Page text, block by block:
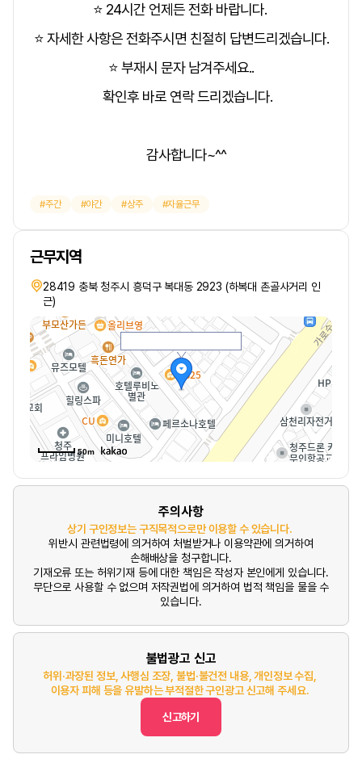
⭐ 24시간 언제든 전화 바랍니다.
⭐ 자세한 사항은 전화주시면 친절히 답변드리겠습니다.
⭐ 부재시 문자 남겨주세요..
확인후 바로 연락 드리겠습니다.
감사합니다~^^
주간 야간 상주 자율근무
근무지역
28419 충북 청주시 흥덕구 복대동 2923 (하복대 촌골사거리 인
근)
50m
주의사항
상기 구인정보는 구직목적으로만 이용할 수 있습니다.
위반시 관련법령에 의거하여 처벌받거나 이용약관에 의거하여
손해배상을 청구합니다.
기재오류 또는 허위기재 등에 대한 책임은 작성자 본인에게 있습니다.
무단으로 사용할 수 없으며 저작권법에 의거하여 법적 책임을 물을 수
있습니다.
불법광고 신고
허위·과장된 정보, 사행심 조장, 불법·불건전 내용, 개인정보 수집,
이용자 피해 등을 유발하는 부적절한 구인광고 신고해 주세요.
신고하기